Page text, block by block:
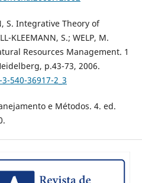
S. Integrative Theory of
KLEEMANN, S.; WELP, M.
Resources Management. 1
p.43-73, 2006.
540-36917-2_3
e Métodos. 4. ed.